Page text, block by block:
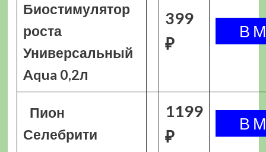
Биостимулятор
роста
Универсальный
Aqua 0,2л
399
₽
Пион
Селебрити
1199
₽